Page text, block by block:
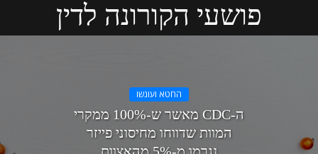
פושעי הקורונה לדין
החטא ועונשו
ה-CDC מאשר ש-100% ממקרי
המוות שדווחו מחיסוני פייזר
נגרמו מ-5% מהאצוות